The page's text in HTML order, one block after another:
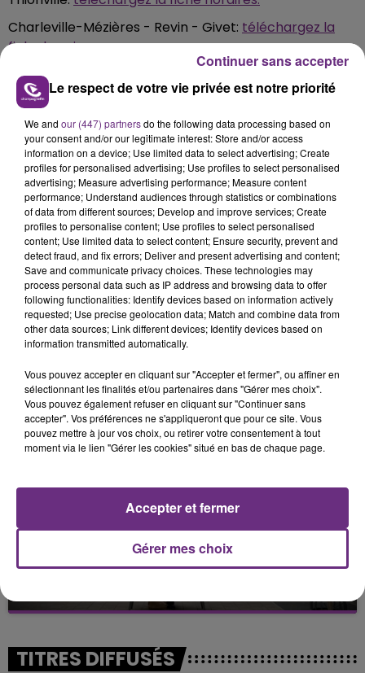
Charleville-Mézières - Revin - Givet: téléchargez la
fiche horaires.
Paris-Est - Epernay - Châlons-en-Champagne - St-
Dizier (Bar-le-Duc):téléchargez la fiche horaires.
Paris-Est - Troyes - Belfort - Mulhouse
(Dijon):téléchargez la fiche horaires.
FIL D'ACTUS
TOUJOURS À L'ARRÊT
Cela fait déjà une semaine que la centrale
nucléaire ardennaise est à l'arrêt. Une situation
justifiée par la sécheresse intense qui est toujours
LE MAGASIN JOUÉCLUB DE REIMS FERME
C'était l'une des institutions du centre-ville
fermer ses portes.
TITRES DIFFUSÉS
Le respect de votre vie privée est notre priorité
We and our (447) partnersdo the following data processing based on
your consent and/or our legitimate interest: Store and/or access
information on a device; Use limited data to select advertising; Create
profiles for personalised advertising; Use profiles to select personalised
advertising; Measure advertising performance; Measure content
performance; Understand audiences through statistics or combinations
of data from different sources; Develop and improve services; Create
profiles to personalise content; Use profiles to select personalised
content; Use limited data to select content; Ensure security, prevent and
detect fraud, and fix errors; Deliver and present advertising and content;
Save and communicate privacy choices. These technologies may
process personal data such as IP address and browsing data to offer
following functionalities: Identify devices based on information actively
requested; Use precise geolocation data; Match and combine data from
other data sources; Link different devices; Identify devices based on
information transmitted automatically.
Vous pouvez accepter en cliquant sur "Accepter et fermer", ou affiner en
sélectionnant les finalités et/ou partenaires dans "Gérer mes choix".
Vous pouvez également refuser en cliquant sur "Continuer sans
accepter". Vos préférences ne s'appliqueront que pour ce site. Vous
pouvez mettre à jour vos choix, ou retirer votre consentement à tout
moment via le lien "Gérer les cookies" situé en bas de chaque page.
Gérer mes choix
Accepter et fermer
Continuer sans accepter